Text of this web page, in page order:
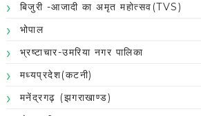
बिजुरी -आजादी का अमृत महोत्सव(TVS)
भोपाल
भ्रष्टाचार-उमरिया नगर पालिका
मध्यप्रदेश(कटनी)
मनेंद्रगढ़ (झगराखाण्ड)